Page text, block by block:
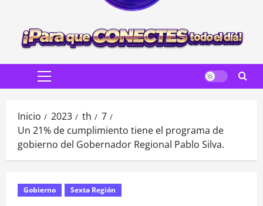
Menú
Inicio 2023 th
7
Un 21% de cumplimiento tiene el programa de
gobierno del Gobernador Regional Pablo Silva.
Gobierno Sexta Región